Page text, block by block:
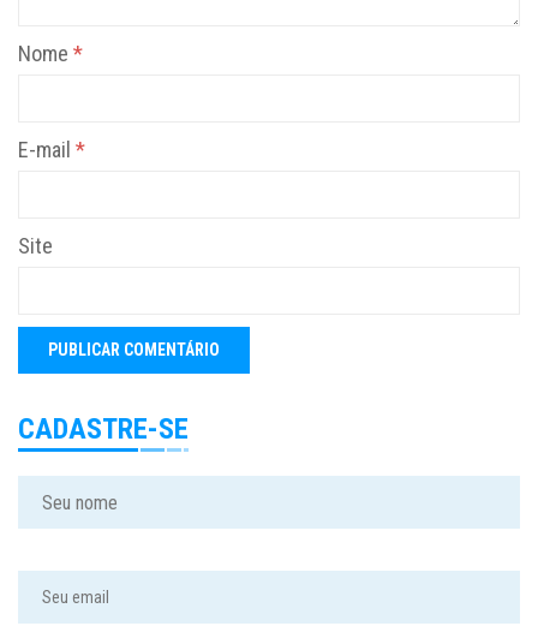
Nome *
E-mail *
Site
CADASTRE-SE